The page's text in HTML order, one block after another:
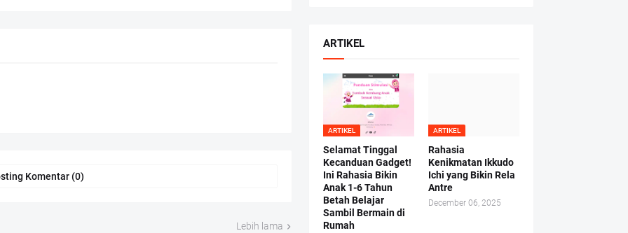
Komentar (0)
Lebih lama
ARTIKEL
ARTIKEL
Selamat Tinggal
Kecanduan Gadget!
Ini Rahasia Bikin
Anak 1-6 Tahun
Betah Belajar
Sambil Bermain di
Rumah
ARTIKEL
Rahasia
Kenikmatan Ikkudo
Ichi yang Bikin Rela
Antre
December 06, 2025